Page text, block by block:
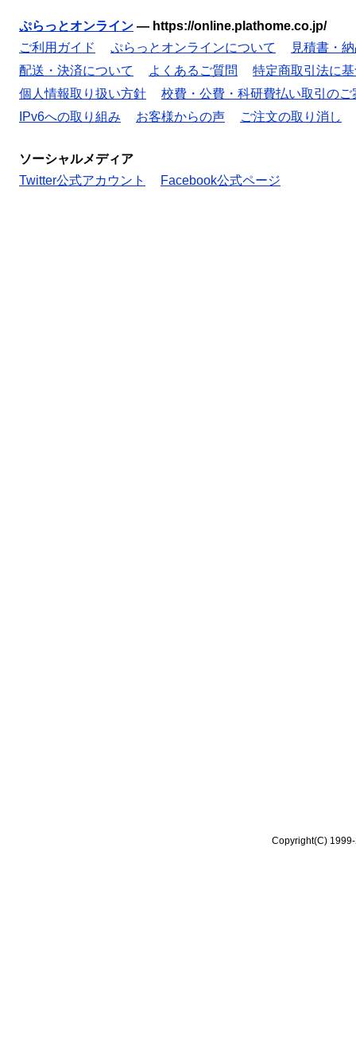
ぷらっとオンライン — https://online.plathome.co.jp/
ご利用ガイド
ぷらっとオンラインについて
見積書・
配送・決済について
よくあるご質問
特定商取引法に
個人情報取り扱い方針
校費・公費・科研費払い取引のご
IPv6への取り組み
お客様からの声 ご注文の取り消し
ソーシャルメディア
Twitter公式アカウント
Facebook公式ページ
Copyright(C)